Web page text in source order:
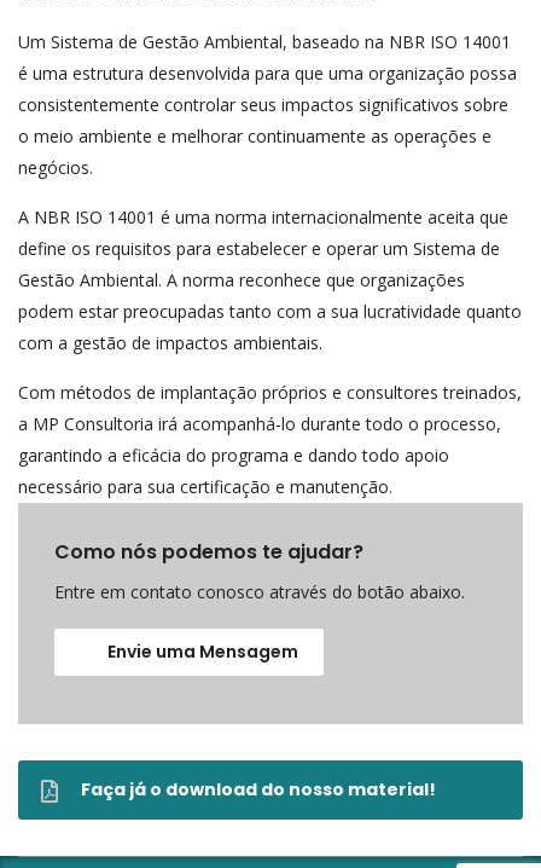
Um Sistema de Gestão Ambiental, baseado na NBR ISO 14001
é uma estrutura desenvolvida para que uma organização possa
consistentemente controlar seus impactos significativos sobre
o meio ambiente e melhorar continuamente as operações e
negócios.
A NBR ISO 14001 é uma norma internacionalmente aceita que
define os requisitos para estabelecer e operar um Sistema de
Gestão Ambiental. A norma reconhece que organizações
podem estar preocupadas tanto com a sua lucratividade quanto
com a gestão de impactos ambientais.
Com métodos de implantação próprios e consultores treinados,
a MP Consultoria irá acompanhá-lo durante todo o processo,
garantindo a eficácia do programa e dando todo apoio
necessário para sua certificação e manutenção.
Como nós podemos te ajudar?
Entre em contato conosco através do botão abaixo.
Envie uma Mensagem
Faça já o download do nosso material!